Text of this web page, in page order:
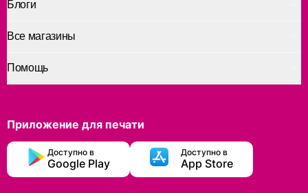
Помощь
Блоги
Все магазины
Приложение для печати
Доступно в
Google Play
Доступно в
App Store